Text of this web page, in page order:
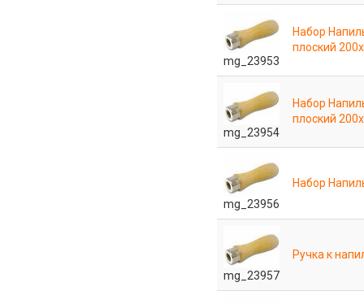
mg_23953
Набор
плоский
mg_23954
Набор
плоский
mg_23956
Набор
mg_23957
Ручка к